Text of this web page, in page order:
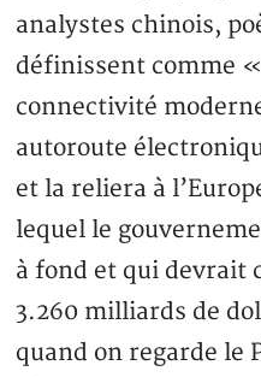
analystes chinois,
définissent comme
connectivité
autoroute
et la reliera à
lequel le
à fond et qui devrait
3.260 milliards de
quand on regarde le